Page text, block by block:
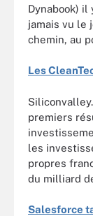
Dynabook) il
jamais vu le
chemin, au
Les
premiers
les
propres
du milliard
Salesforce